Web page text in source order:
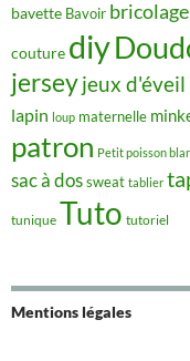
bavette Bavoir bricolage
couture diy
jerseyjeux d'éveil
lapin loup maternelle
patron Petit poisson
sac à dossweat tablier
tunique Tuto tutoriel
Mentions légales